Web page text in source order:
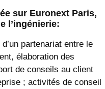
sur Euronext Paris,
l’ingénierie:
partenariat entre le
élaboration des
de conseils au client
; activités de conseil